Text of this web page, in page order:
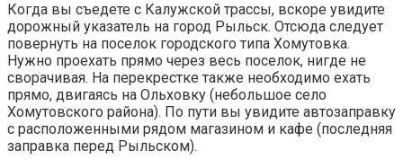
Когда вы съедете с Калужской трассы, вскоре увидите
дорожный указатель на город Рыльск. Отсюда следует
повернуть на поселок городского типа Хомутовка.
Нужно проехать прямо через весь поселок, нигде не
сворачивая. На перекрестке также необходимо ехать
прямо, двигаясь на Ольховку (небольшое село
Хомутовского района). По пути вы увидите автозаправку
с расположенными рядом магазином и кафе (последняя
заправка перед Рыльском).